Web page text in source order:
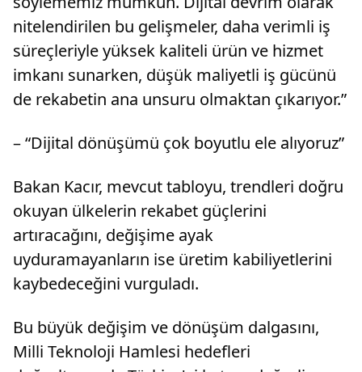
nitelendirilen bu gelişmeler, daha verimli iş
süreçleriyle yüksek kaliteli ürün ve hizmet
imkanı sunarken, düşük maliyetli iş gücünü
de rekabetin ana unsuru olmaktan çıkarıyor.”
– “Dijital dönüşümü çok boyutlu ele alıyoruz”
Bakan Kacır, mevcut tabloyu, trendleri doğru
okuyan ülkelerin rekabet güçlerini
artıracağını, değişime ayak
uyduramayanların ise üretim kabiliyetlerini
kaybedeceğini vurguladı.
Bu büyük değişim ve dönüşüm dalgasını,
Milli Teknoloji Hamlesi hedefleri